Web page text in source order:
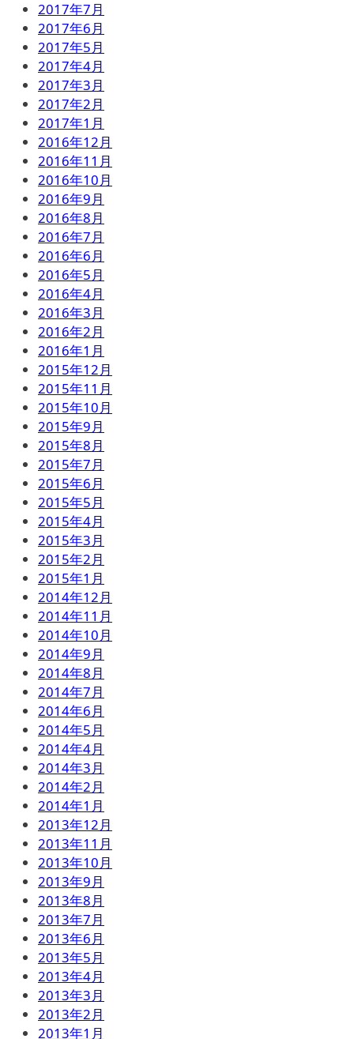
2017年7月
2017年6月
2017年5月
2017年4月
2017年3月
2017年2月
2017年1月
2016年12月
2016年11月
2016年10月
2016年9月
2016年8月
2016年7月
2016年6月
2016年5月
2016年4月
2016年3月
2016年2月
2016年1月
2015年12月
2015年11月
2015年10月
2015年9月
2015年8月
2015年7月
2015年6月
2015年5月
2015年4月
2015年3月
2015年2月
2015年1月
2014年12月
2014年11月
2014年10月
2014年9月
2014年8月
2014年7月
2014年6月
2014年5月
2014年4月
2014年3月
2014年2月
2014年1月
2013年12月
2013年11月
2013年10月
2013年9月
2013年8月
2013年7月
2013年6月
2013年5月
2013年4月
2013年3月
2013年2月
2013年1月